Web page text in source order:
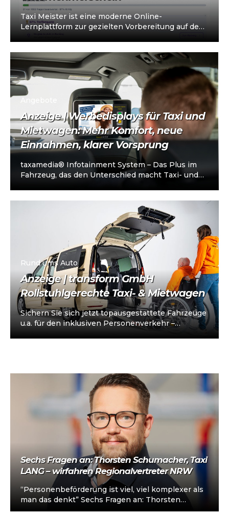
Taxi Meister ist eine moderne Online-
Lernplattform zur gezielten Vorbereitung auf den
Anzeige | Werbedisplays für Taxi und
Mietwagen: Mehr Komfort, neue
Einnahmen, klarer Vorsprung
taxamedia® Infotainment System – Das Plus im
Fahrzeug, das den Unterschied macht Taxi- und
Rund ums Auto
Anzeige | transform GmbH
Rollstuhlgerechte Taxi- & Mietwagen
Sichern Sie sich jetzt topausgestattete Fahrzeuge
u.a. für den inklusiven Personenverkehr –
Sechs Fragen an: Thorsten Schumacher, Taxi
LANG – wirfahren Regionalvertreter NRW
“Personenbeförderung ist viel, viel komplexer als
man das denkt” Sechs Fragen an: Thorsten
Schumacher Thorsten Schumacher ist seit 2021